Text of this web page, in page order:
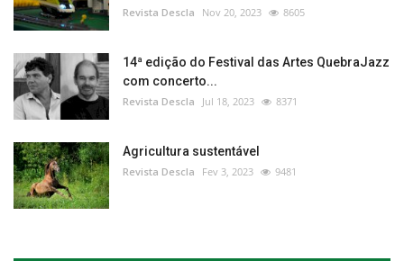
Revista Descla Nov 20, 2023 8605
14ª edição do Festival das Artes QuebraJazz
com concerto...
Revista Descla Jul 18, 2023 8371
Agricultura sustentável
Revista Descla Fev 3, 2023 9481